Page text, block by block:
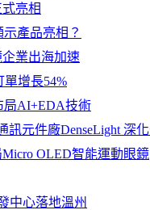
亮相
示產品亮相？
業出海加速
增長54%
局AI+EDA技術
訊元件廠DenseLight 深
OLED智能運動眼鏡
中心落地溫州